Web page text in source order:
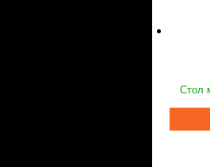
Стол